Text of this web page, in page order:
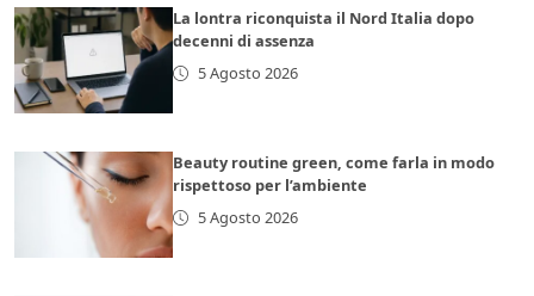
La lontra riconquista il Nord Italia dopo
decenni di assenza
5 Agosto 2026
Beauty routine green, come farla in modo
rispettoso per l’ambiente
5 Agosto 2026